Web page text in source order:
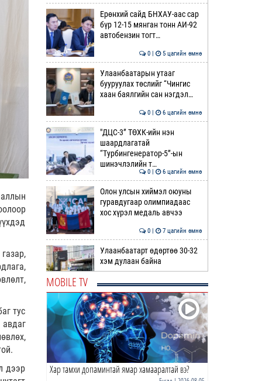
тус
дээр
Ерөнхий сайд БНХАУ-аас сар
бүр 12-15 мянган тонн АИ-92
автобензин тогт…
0 | 5 цагийн өмнө
Улаанбаатарын утааг
бууруулах төслийг “Чингис
хаан баялгийн сан нэгдэл…
0 | 6 цагийн өмнө
"ДЦС-3” ТӨХК-ийн нэн
шаардлагатай
“Турбингенератор-5”-ын
шинэчлэлийн т…
0 | 6 цагийн өмнө
Олон улсын хиймэл оюуны
гуравдугаар олимпиадаас
хос хүрэл медаль авчээ
0 | 7 цагийн өмнө
Улаанбаатарт өдөртөө 30-32
хэм дулаан байна
ДОРНЫН ЗУРХАЙ | Морь,
нохой жилтнээ аливаа үйлийг
хийхэд эерэг сайн
0 | 8 цагийн өмнө
ӨГЛӨӨНИЙ МЭНД!
MOBILE TV
Хар тамхи допаминтай ямар хамааралтай вэ?